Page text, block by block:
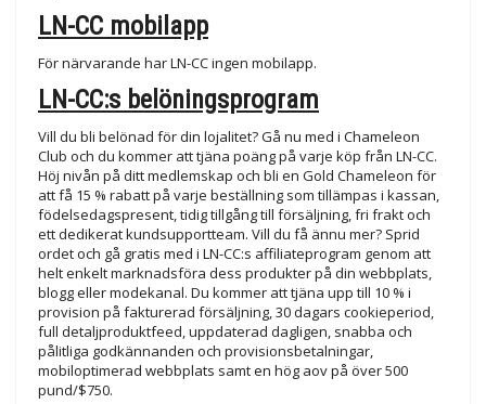
LN-CC mobilapp
För närvarande har LN-CC ingen mobilapp.
LN-CC:s belöningsprogram
Vill du bli belönad för din lojalitet? Gå nu med i Chameleon
Club och du kommer att tjäna poäng på varje köp från LN-CC.
Höj nivån på ditt medlemskap och bli en Gold Chameleon för
att få 15 % rabatt på varje beställning som tillämpas i kassan,
födelsedagspresent, tidig tillgång till försäljning, fri frakt och
ett dedikerat kundsupportteam. Vill du få ännu mer? Sprid
ordet och gå gratis med i LN-CC:s affiliateprogram genom att
helt enkelt marknadsföra dess produkter på din webbplats,
blogg eller modekanal. Du kommer att tjäna upp till 10 % i
provision på fakturerad försäljning, 30 dagars cookieperiod,
full detaljproduktfeed, uppdaterad dagligen, snabba och
pålitliga godkännanden och provisionsbetalningar,
mobiloptimerad webbplats samt en hög aov på över 500
pund/$750.